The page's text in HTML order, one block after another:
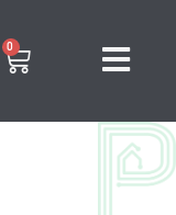
0